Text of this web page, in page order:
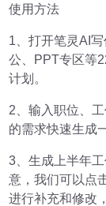
使用方法
1、打开笔灵AI
公、PPT专区等
计划。
2、输入职位、
的需求快速生成
3、生成上半年
意，我们可以点
进行补充和修改